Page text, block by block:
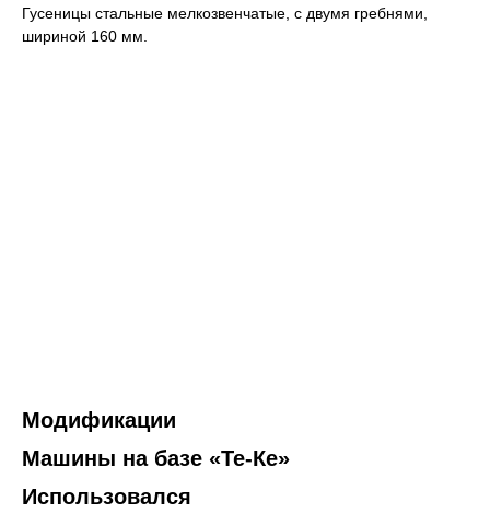
Гусеницы стальные мелкозвенчатые, с двумя гребнями,
шириной 160 мм.
Модификации
Машины на базе «Те-Ке»
Использовался